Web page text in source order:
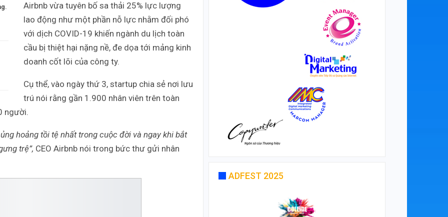
Airbnb vừa tuyên bố sa thải 25% lực lượng
lao động như một phần nỗ lực nhằm đối phó
với dịch COVID-19 khiến ngành du lịch toàn
cầu bị thiệt hại nặng nề, đe dọa tới mảng kinh
doanh cốt lõi của công ty.
Cụ thể, vào ngày thứ 3, startup chia sẻ nơi lưu
trú nói rằng gần 1.900 nhân viên trên toàn
người.
hoảng tồi tệ nhất trong cuộc đời và ngay khi bắt
trệ”, CEO Airbnb nói trong bức thư gửi nhân
ADFEST 2025